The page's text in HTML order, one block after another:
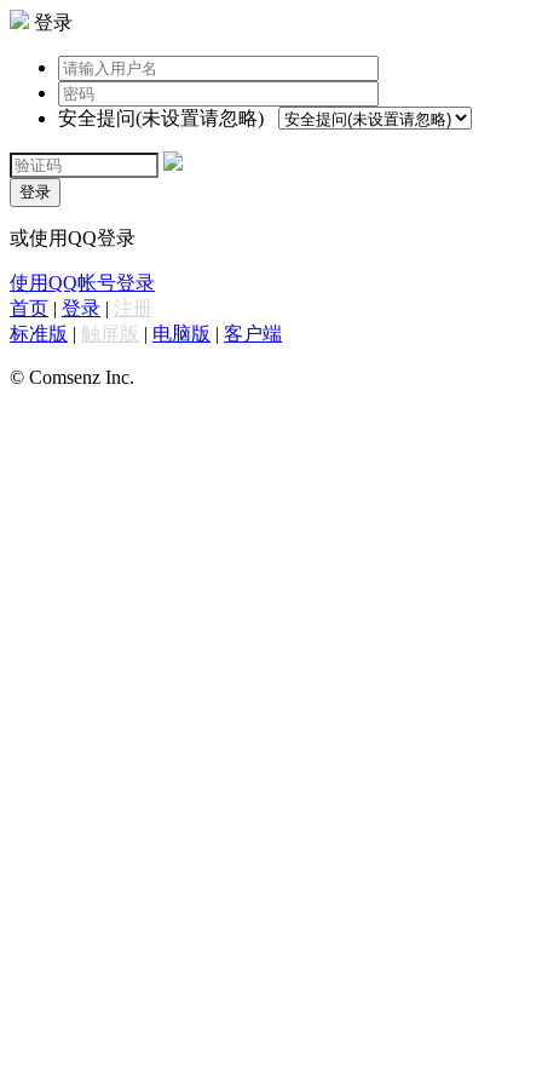
登录
安全提问(未设置请忽略)
登录
或使用QQ登录
使用QQ帐号登录
首页 | 登录 | 注册
标准版 | 触屏版 | 电脑版 | 客户端
© Comsenz Inc.